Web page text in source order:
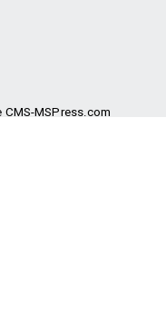
MSPress.com